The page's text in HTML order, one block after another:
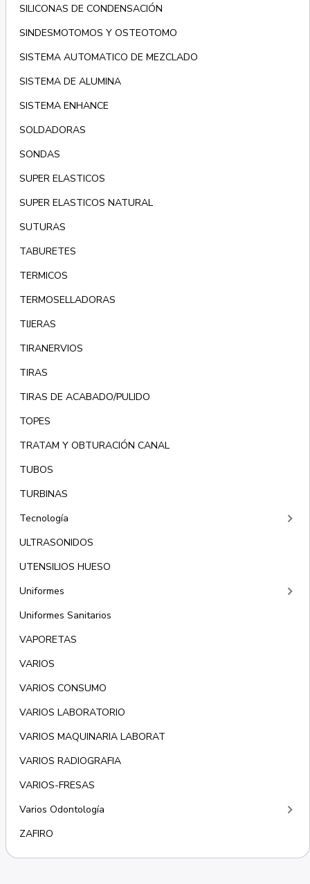
SILICONAS DE CONDENSACIÓN
SINDESMOTOMOS Y OSTEOTOMO
SISTEMA AUTOMATICO DE MEZCLADO
SISTEMA DE ALUMINA
SISTEMA ENHANCE
SOLDADORAS
SONDAS
SUPER ELASTICOS
SUPER ELASTICOS NATURAL
SUTURAS
TABURETES
TERMICOS
TERMOSELLADORAS
TIJERAS
TIRANERVIOS
TIRAS
TIRAS DE ACABADO/PULIDO
TOPES
TRATAM Y OBTURACIÓN CANAL
TUBOS
TURBINAS
Tecnología
keyboard_arrow_right
ULTRASONIDOS
UTENSILIOS HUESO
Uniformes
keyboard_arrow_right
Uniformes Sanitarios
VAPORETAS
VARIOS
VARIOS CONSUMO
VARIOS LABORATORIO
VARIOS MAQUINARIA LABORAT
VARIOS RADIOGRAFIA
VARIOS-FRESAS
Varios Odontología
keyboard_arrow_right
ZAFIRO